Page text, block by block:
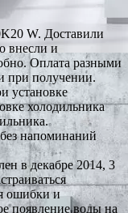
W. Доставили
внесли и
Оплата разными
при получении.
установке
холодильника
напоминаний
в декабре 2014, 3
ошибки и
появление воды на